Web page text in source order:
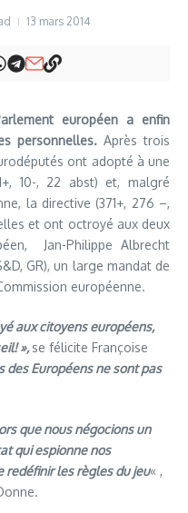
13 mars 2014
européen a enfin
personnelles. Après trois
ont adopté à une
10-, 22 abst) et, malgré
la directive (371+, 276 –,
et ont octroyé aux deux
Jan-Philippe Albrecht
GR), un large mandat de
européenne.
aux citoyens européens,
»,se félicite Françoise
des Européens ne sont pas
que nous négocions un
qui espionne nos
les règles du jeu« ,